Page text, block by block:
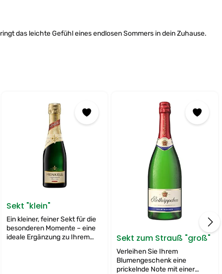
das leichte Gefühl eines endlosen Sommers in dein Zuhause.
Sekt "klein"
Ein kleiner, feiner Sekt für die
besonderen Momente – eine
ideale Ergänzung zu Ihrem
Sekt zum Strauß "groß"
Verleihen Sie Ihrem
Blumengeschenk eine
prickelnde Note mit einer